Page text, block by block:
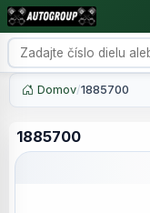
Domov/1885700
1885700